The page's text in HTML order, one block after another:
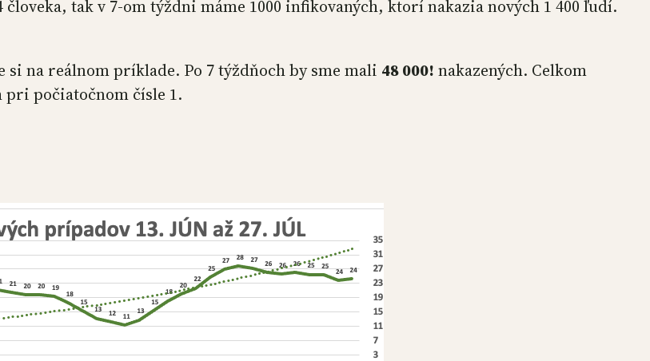
tak v 7-om týždni máme 1000 infikovaných, ktorí nakazia nových 1 400 ľudí.
si na reálnom príklade. Po 7 týždňoch by sme mali 48 000! nakazených. Celkom
pri počiatočnom čísle 1.